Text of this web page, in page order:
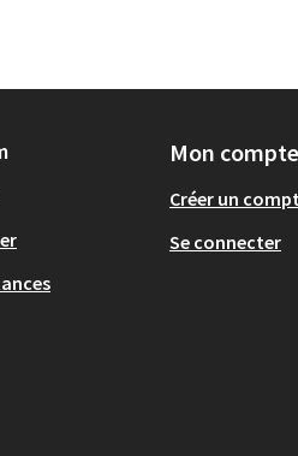
Mon compte
Créer un
Se connecter